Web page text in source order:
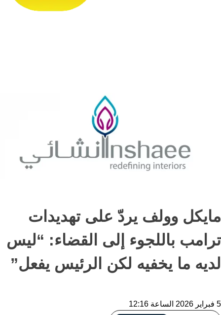
مايكل وولف يردّ على تهديدات
ترامب باللجوء إلى القضاء: “ليس
لديه ما يخفيه لكن الرئيس يفعل”
5 فبراير 2026 الساعة 12:16